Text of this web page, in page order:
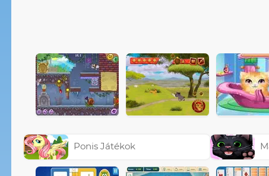
Ponis Játékok